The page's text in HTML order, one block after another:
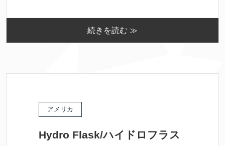
続きを読む ≫
アメリカ
Hydro Flask/ハイドロフラス